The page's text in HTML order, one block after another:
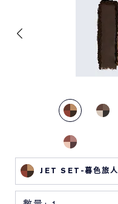
JET SET-暮色旅人